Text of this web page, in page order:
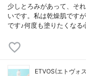
少しとろみがあって、そ
いです。私は乾燥肌です
です♪何度も塗りたくなる
ETVOS(エトヴォ